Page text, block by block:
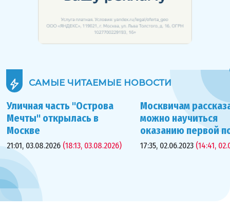
САМЫЕ ЧИТАЕМЫЕ НОВОСТИ
Уличная часть "Острова
Мечты" открылась в
Москве
21:01, 03.08.2026 (18:13, 03.08.2026)
Москвичам
можно научиться
оказанию первой
17:35, 02.06.2023 (14:41,